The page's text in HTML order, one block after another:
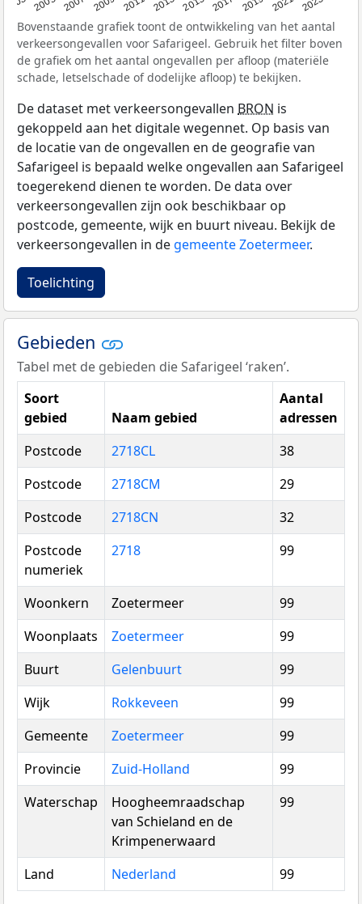
Bovenstaande grafiek toont de ontwikkeling van het aantal
verkeersongevallen voor Safarigeel. Gebruik het filter boven
de grafiek om het aantal ongevallen per afloop (materiële
schade, letselschade of dodelijke afloop) te bekijken.
De dataset met verkeersongevallen BRON is
gekoppeld aan het digitale wegennet. Op basis van
de locatie van de ongevallen en de geografie van
Safarigeel is bepaald welke ongevallen aan Safarigeel
toegerekend dienen te worden. De data over
verkeersongevallen zijn ook beschikbaar op
postcode, gemeente, wijk en buurt niveau. Bekijk de
verkeersongevallen in de gemeente Zoetermeer.
Toelichting
Gebieden
Tabel met de gebieden die Safarigeel ‘raken’.
Soort
gebied
Naam gebied
Aantal
adressen
Postcode
2718CL
38
Postcode
2718CM
29
Postcode
2718CN
32
Postcode
numeriek
2718 99
Woonkern Zoetermeer
99
Woonplaats
Zoetermeer
99
Buurt
Gelenbuurt
99
Wijk
Rokkeveen
99
Gemeente
Zoetermeer
99
Provincie
Zuid-Holland
99
Waterschap
Hoogheemraadschap
van Schieland en de
Krimpenerwaard
99
Land Nederland 99